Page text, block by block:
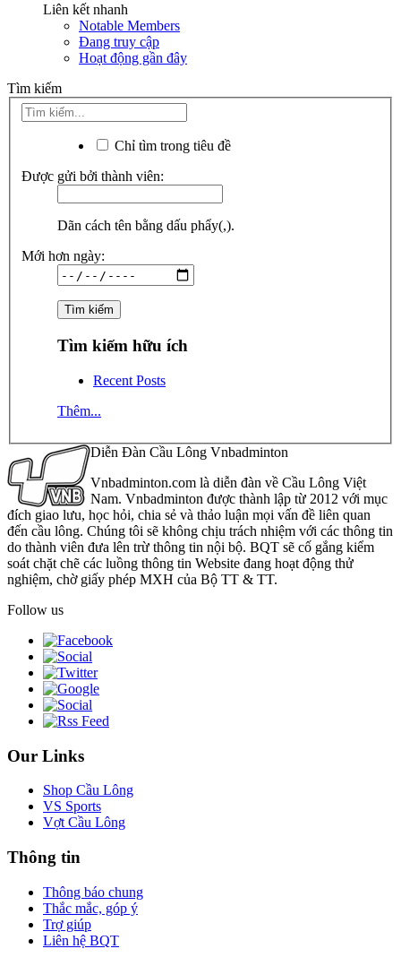
Liên kết nhanh
Notable Members
Đang truy cập
Hoạt động gần đây
Tìm kiếm
Chỉ tìm trong tiêu đề
Được gửi bởi thành viên:
Dãn cách tên bằng dấu phẩy(,).
Mới hơn ngày:
Tìm kiếm hữu ích
Recent Posts
Thêm...
Diễn Đàn Cầu Lông Vnbadminton
Vnbadminton.com là diễn đàn về Cầu Lông Việt
Nam. Vnbadminton được thành lập từ 2012 với mục
đích giao lưu, học hỏi, chia sẻ và thảo luận mọi vấn đề liên quan
đến cầu lông. Chúng tôi sẽ không chịu trách nhiệm với các thông tin
do thành viên đưa lên trừ thông tin nội bộ. BQT sẽ cố gắng kiểm
soát chặt chẽ các luồng thông tin Website đang hoạt động thử
nghiệm, chờ giấy phép MXH của Bộ TT & TT.
Follow us
Our Links
Shop Cầu Lông
VS Sports
Vợt Cầu Lông
Thông tin
Thông báo chung
Thắc mắc, góp ý
Trợ giúp
Liên hệ BQT